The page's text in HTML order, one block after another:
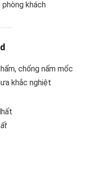
phòng khách
chống nấm mốc
khắc nghiệt